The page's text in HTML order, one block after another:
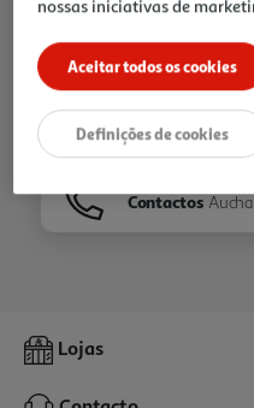
Ir para Homepage
Contactos
Lojas
nossas iniciativas de
Aceitar todos os cookies
Definições de cookies